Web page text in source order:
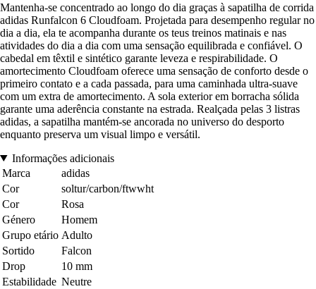
Mantenha-se concentrado ao longo do dia graças à sapatilha de corrida
adidas Runfalcon 6 Cloudfoam. Projetada para desempenho regular no
dia a dia, ela te acompanha durante os teus treinos matinais e nas
atividades do dia a dia com uma sensação equilibrada e confiável. O
cabedal em têxtil e sintético garante leveza e respirabilidade. O
amortecimento Cloudfoam oferece uma sensação de conforto desde o
primeiro contato e a cada passada, para uma caminhada ultra-suave
com um extra de amortecimento. A sola exterior em borracha sólida
garante uma aderência constante na estrada. Realçada pelas 3 listras
adidas, a sapatilha mantém-se ancorada no universo do desporto
enquanto preserva um visual limpo e versátil.
Informações adicionais
Marca
adidas
Cor
soltur/carbon/ftwwht
Cor
Rosa
Género
Homem
Grupo etário Adulto
Sortido
Falcon
Drop
10 mm
Estabilidade Neutre